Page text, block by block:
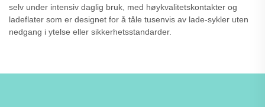
selv under intensiv daglig bruk, med høykvalitetskontakter og
ladeflater som er designet for å tåle tusenvis av lade-sykler uten
nedgang i ytelse eller sikkerhetsstandarder.